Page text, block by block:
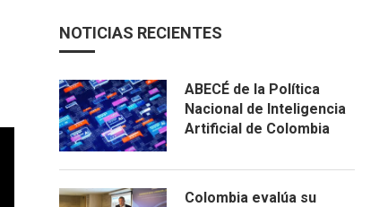
NOTICIAS RECIENTES
ABECÉ de la Política
Nacional de Inteligencia
Artificial de Colombia
Colombia evalúa su